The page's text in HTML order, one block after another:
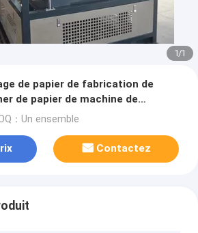
1/1
de papier de fabrication de
de papier de machine de
：Un ensemble
Contactez